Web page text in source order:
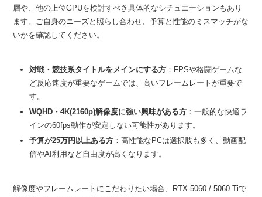
層や、他の上位GPUを検討すべき具体的なシチュエーションもあり
ます。ご自身のニーズと照らし合わせ、予算と性能のミスマッチがな
いかを確認してください。
対戦・競技系タイトルをメインにする方 ：FPSや格闘ゲームな
ど反応速度が重要なゲームでは、高いフレームレートが重要で
す。
WQHD・4K(2160p)解像度に強い興味がある方 ：一般的な快適ラ
インの60fps動作が安定しない可能性があります。
予算が25万円以上ある方 ：高性能なPCは選択肢も多く、動画配
信やAI利用など自由度が高くなります。
解像度やフレームレートにこだわりたい場合、RTX 5060 / 5060 Tiで